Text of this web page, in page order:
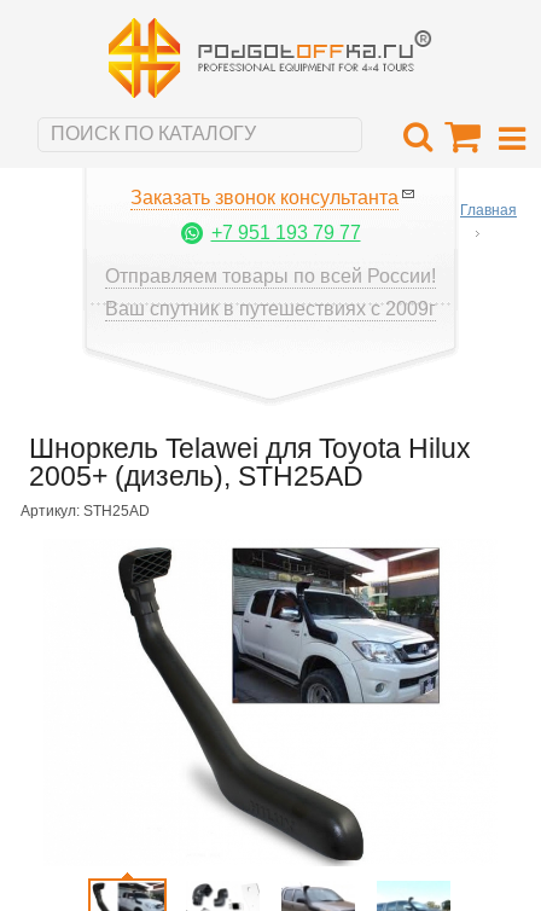
Заказать звонок консультанта
+7 951 193 79 77
Отправляем товары по всей России!
Ваш спутник в путешествиях с 2009г
Главная
Шноркель Telawei для Toyota Hilux
2005+ (дизель), STH25AD
Артикул: STH25AD